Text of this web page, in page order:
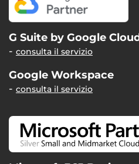
G Suite by Google
consulta il servizio
Google Workspace
consulta il servizio